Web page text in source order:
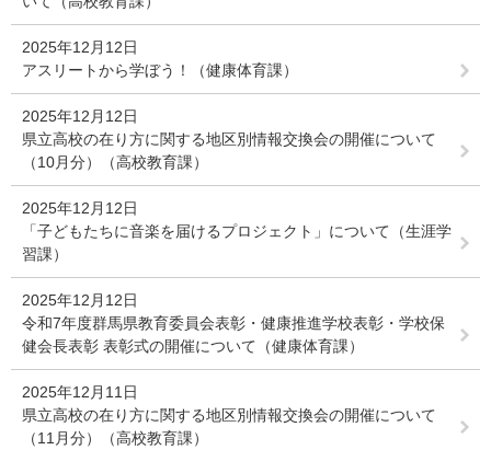
2025年12月12日
アスリートから学ぼう！（健康体育課）
2025年12月12日
県立高校の在り方に関する地区別情報交換会の開催について
（10月分）（高校教育課）
2025年12月12日
「子どもたちに音楽を届けるプロジェクト」について（生涯学
習課）
2025年12月12日
令和7年度群馬県教育委員会表彰・健康推進学校表彰・学校保
健会長表彰 表彰式の開催について（健康体育課）
2025年12月11日
県立高校の在り方に関する地区別情報交換会の開催について
（11月分）（高校教育課）